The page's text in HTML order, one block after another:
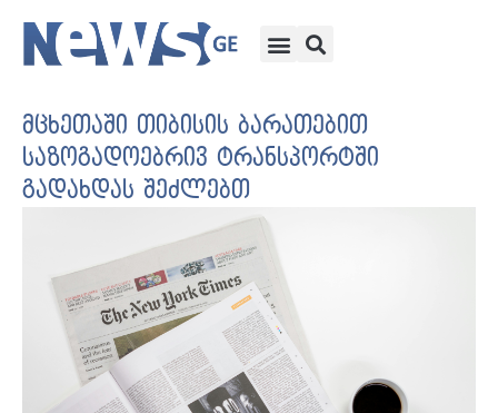
მცხეთაში თიბისის ბარათებით
საზოგადოებრივ ტრანსპორტში
გადახდას შეძლებთ